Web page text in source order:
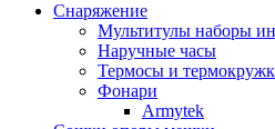
Снаряжение
Мультитулы наборы
Наручные часы
Термосы и
Фонари
Armytek